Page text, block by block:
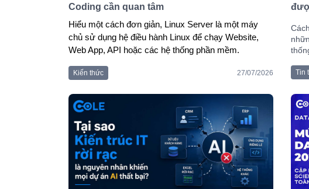
Coding cần quan tâm
Hiểu một cách đơn giản, Linux Server là một máy
chủ sử dụng hệ điều hành Linux để chạy Website,
Web App, API hoặc các hệ thống phần mềm.
Kiến thức 27/07/2026 Tin